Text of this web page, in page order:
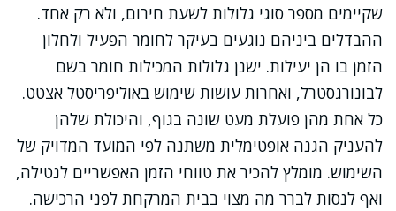
שקיימים מספר סוגי גלולות לשעת חירום, ולא רק אחד.
ההבדלים ביניהם נוגעים בעיקר לחומר הפעיל ולחלון
הזמן בו הן יעילות. ישנן גלולות המכילות חומר בשם
לבונורגסטרל, ואחרות עושות שימוש באוליפריסטל אצטט.
כל אחת מהן פועלת מעט שונה בגוף, והיכולת שלהן
להעניק הגנה אופטימלית משתנה לפי המועד המדויק של
השימוש. מומלץ להכיר את טווחי הזמן האפשריים לנטילה,
ואף לנסות לברר מה מצוי בבית המרקחת לפני הרכישה.